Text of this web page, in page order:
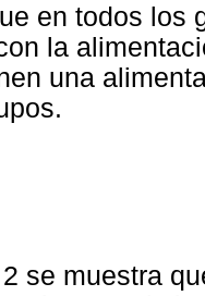
en todos los
la
una
se muestra